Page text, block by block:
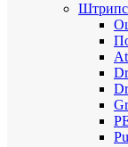
Штрипс